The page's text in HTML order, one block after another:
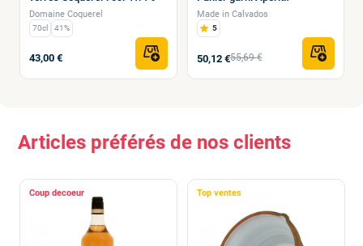
Domaine Coquerel
70cl 41%
43,00 €
Made in Calvados
5
50,12 €55,69 €
Articles préférés de nos clients
Coup de Top ventes